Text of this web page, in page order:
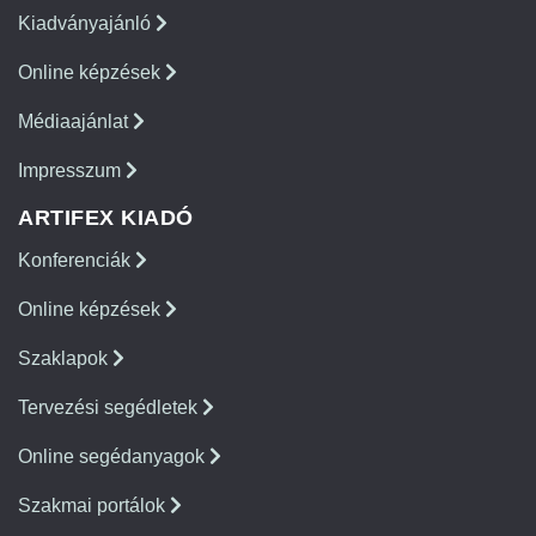
Kiadványajánló
Online képzések
Médiaajánlat
Impresszum
ARTIFEX KIADÓ
Konferenciák
Online képzések
Szaklapok
Tervezési segédletek
Online segédanyagok
Szakmai portálok